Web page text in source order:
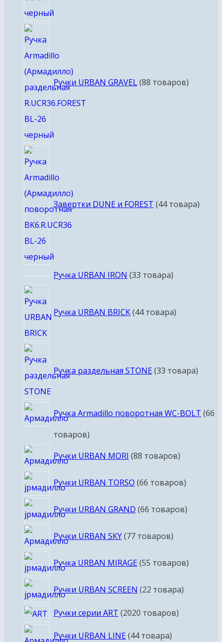
Ручки URBAN GRAVEL 88 товаров
Завертки DUNE и FOREST 44 товара
Ручка URBAN IRON 33 товара
Ручка URBAN BRICK 44 товара
Ручка раздельная STONE 33 товара
Ручка Armadillo поворотная WC-BOLT 66
товаров
Ручки URBAN MORI 88 товаров
Ручки URBAN TORSO 66 товаров
Ручки URBAN GRAND 66 товаров
Ручки URBAN SKY 77 товаров
Ручка URBAN MIRAGE 55 товаров
Ручки URBAN SCREEN 22 товара
Ручки серии ART 2020 товаров
Ручки URBAN LINE 44 товара